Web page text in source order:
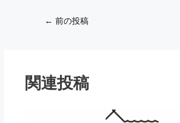
← 前の投稿
関連投稿